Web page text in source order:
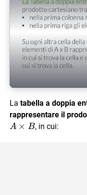
La tabella a doppia
rappresentare il
A × B, in cui: